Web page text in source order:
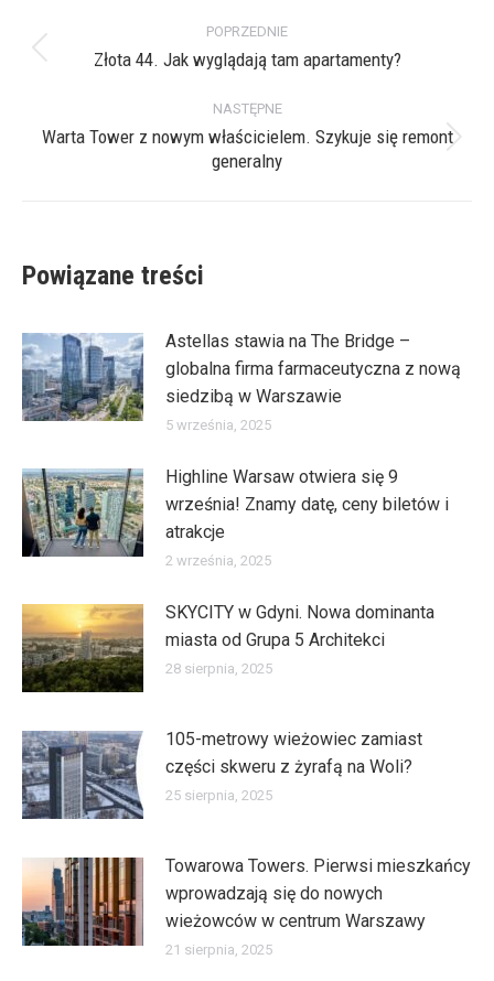
wpisów
POPRZEDNIE
Poprzedni
Złota 44. Jak wyglądają tam apartamenty?
NASTĘPNE
Następny
wpis:
Warta Tower z nowym właścicielem. Szykuje się remont
generalny
Powiązane treści
Astellas stawia na The Bridge –
globalna firma farmaceutyczna z nową
siedzibą w Warszawie
5 września, 2025
Highline Warsaw otwiera się 9
września! Znamy datę, ceny biletów i
atrakcje
2 września, 2025
SKYCITY w Gdyni. Nowa dominanta
miasta od Grupa 5 Architekci
28 sierpnia, 2025
105-metrowy wieżowiec zamiast
części skweru z żyrafą na Woli?
25 sierpnia, 2025
Towarowa Towers. Pierwsi mieszkańcy
wprowadzają się do nowych
wieżowców w centrum Warszawy
21 sierpnia, 2025